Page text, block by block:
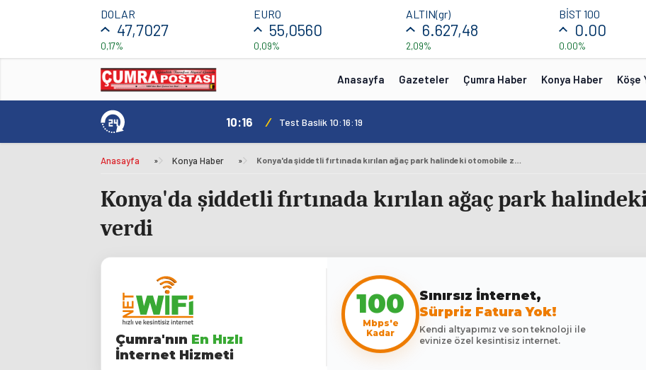
DOLAR
47,7027
0,17%
EURO
55,0560
0,09%
ALTIN(gr)
6.627,48
2,09%
BİST 100
0.00
0.00%
Anasayfa Gazeteler Çumra Haber Konya Haber Köşe
10:16 / Test Baslik 10:16:19
Anasayfa » Konya Haber » Konya'da şiddetli fırtınada kırılan ağaç park halindeki otomobile zarar verdi
Konya'da şiddetli fırtınada kırılan ağaç park
verdi
Çumra'nın En Hızlı
İnternet Hizmeti
100
Mbps'e
Kadar
Sınırsız İnternet,
Sürpriz Fatura Yok!
Kendi altyapımız ve son teknoloji ile
evinize özel kesintisiz internet.